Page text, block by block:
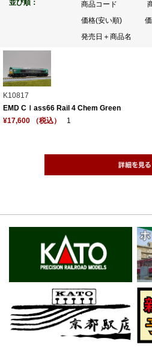
並び順： 商品コード
価格(安い順)
発売日＋商品名
K10817
EMD Cｌass66 Rail 4 Chem Green
¥17,600 （税込）
1